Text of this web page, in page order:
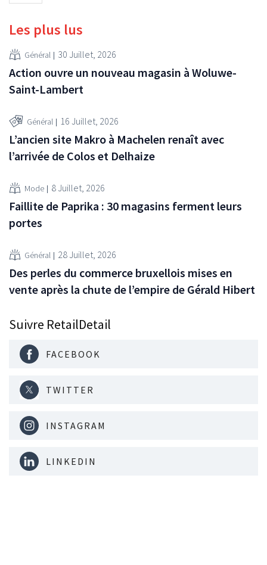
Les plus lus
Général 30 Juillet, 2026
Action ouvre un nouveau magasin à Woluwe-
Saint-Lambert
Général 16 Juillet, 2026
L’ancien site Makro à Machelen renaît avec
l’arrivée de Colos et Delhaize
Mode 8 Juillet, 2026
Faillite de Paprika : 30 magasins ferment leurs
portes
Général 28 Juillet, 2026
Des perles du commerce bruxellois mises en
vente après la chute de l’empire de Gérald Hibert
Suivre RetailDetail
FACEBOOK
TWITTER
INSTAGRAM
LINKEDIN